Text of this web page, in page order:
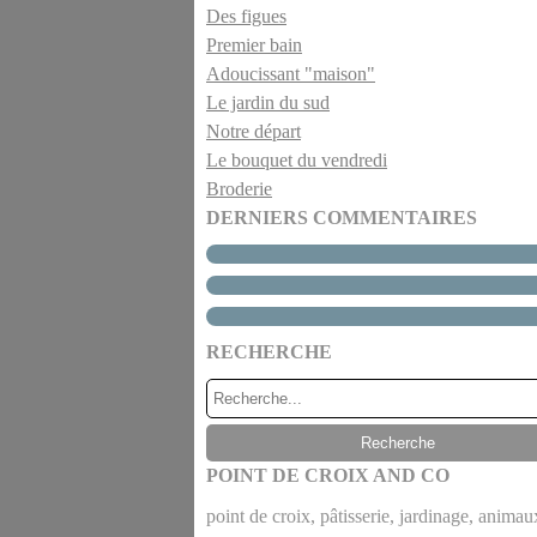
Des figues
Premier bain
Adoucissant "maison"
Le jardin du sud
Notre départ
Le bouquet du vendredi
Broderie
DERNIERS COMMENTAIRES
RECHERCHE
POINT DE CROIX AND CO
point de croix, pâtisserie, jardinage,